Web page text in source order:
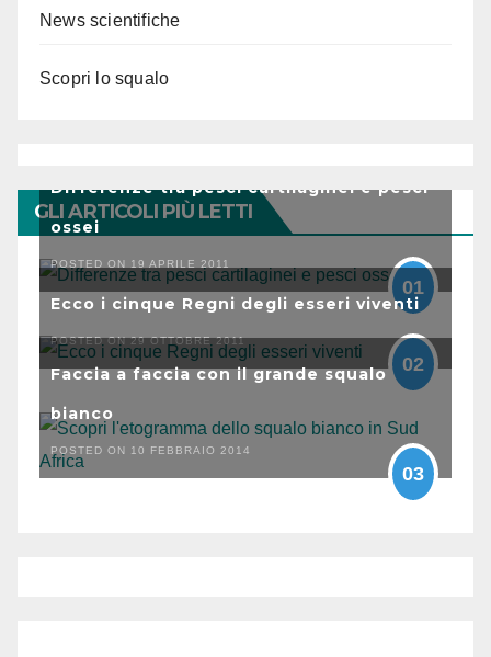
News scientifiche
Scopri lo squalo
GLI ARTICOLI PIÙ LETTI
Differenze tra pesci cartilaginei e pesci
ossei
POSTED ON 19 APRILE 2011
01
Ecco i cinque Regni degli esseri viventi
POSTED ON 29 OTTOBRE 2011
02
Faccia a faccia con il grande squalo
bianco
POSTED ON 10 FEBBRAIO 2014
03